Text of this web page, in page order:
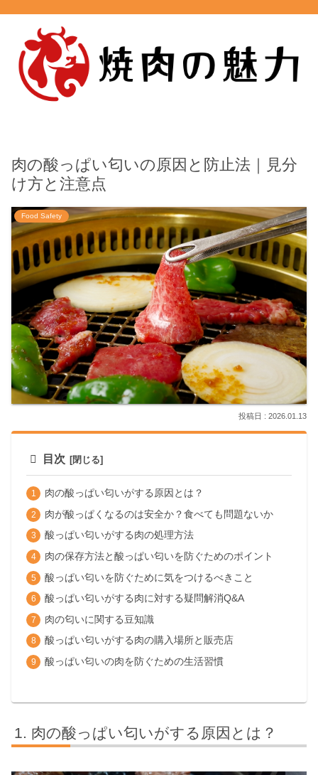
肉の酸っぱい匂いの原因と防止法｜見分
け方と注意点
Food Safety
2026.01.13
目次
肉の酸っぱい匂いがする原因とは？
肉が酸っぱくなるのは安全か？食べても問題ないか
酸っぱい匂いがする肉の処理方法
肉の保存方法と酸っぱい匂いを防ぐためのポイント
酸っぱい匂いを防ぐために気をつけるべきこと
酸っぱい匂いがする肉に対する疑問解消Q&A
肉の匂いに関する豆知識
酸っぱい匂いがする肉の購入場所と販売店
酸っぱい匂いの肉を防ぐための生活習慣
肉の酸っぱい匂いがする原因とは？